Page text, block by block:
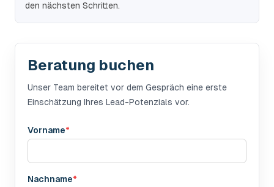
den nächsten Schritten.
Beratung buchen
Unser Team bereitet vor dem Gespräch eine erste
Einschätzung Ihres Lead-Potenzials vor.
Vorname*
Nachname*